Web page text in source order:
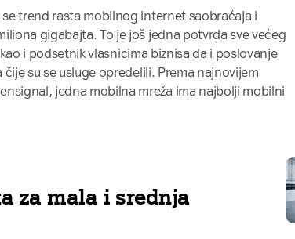
trend rasta mobilnog internet saobraćaja i
gigabajta. To je još jedna potvrda sve većeg
i podsetnik vlasnicima biznisa da i poslovanje
su se usluge opredelili. Prema najnovijem
jedna mobilna mreža ima najbolji mobilni
za mala i srednja